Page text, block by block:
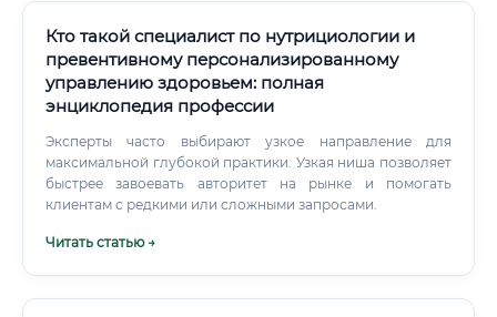
Кто такой специалист по нутрициологии и
превентивному персонализированному
управлению здоровьем: полная
энциклопедия профессии
Эксперты часто выбирают узкое направление для
максимальной глубокой практики. Узкая ниша позволяет
быстрее завоевать авторитет на рынке и помогать
клиентам с редкими или сложными запросами.
Читать статью →